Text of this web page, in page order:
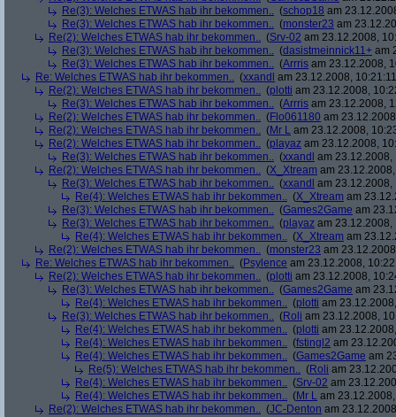
Re(3): Welches ETWAS hab ihr bekommen.. (schop18 am
Re(3): Welches ETWAS hab ihr bekommen.. (monster23 am
Re(2): Welches ETWAS hab ihr bekommen.. (Srv-02 am 23.12.2008,
Re(3): Welches ETWAS hab ihr bekommen.. (dasistmeinnick11+ am
Re(3): Welches ETWAS hab ihr bekommen.. (Arrris am 23.12.2008,
Re: Welches ETWAS hab ihr bekommen.. (xxandl am 23.12.2008,
Re(2): Welches ETWAS hab ihr bekommen.. (plotti am 23.12.2008,
Re(3): Welches ETWAS hab ihr bekommen.. (Arrris am 23.12.2008,
Re(2): Welches ETWAS hab ihr bekommen.. (Flo061180 am
Re(2): Welches ETWAS hab ihr bekommen.. (Mr L am 23.12.2008,
Re(2): Welches ETWAS hab ihr bekommen.. (playaz am 23.12.2008,
Re(3): Welches ETWAS hab ihr bekommen.. (xxandl am 23.12.2008,
Re(2): Welches ETWAS hab ihr bekommen.. (X_Xtream am
Re(3): Welches ETWAS hab ihr bekommen.. (xxandl am 23.12.2008,
Re(4): Welches ETWAS hab ihr bekommen.. (X_Xtream am
Re(3): Welches ETWAS hab ihr bekommen.. (Games2Game am
Re(3): Welches ETWAS hab ihr bekommen.. (playaz am 23.12.2008,
Re(4): Welches ETWAS hab ihr bekommen.. (X_Xtream am
Re(2): Welches ETWAS hab ihr bekommen.. (monster23 am
Re: Welches ETWAS hab ihr bekommen.. (Psylence am 23.12.2008,
Re(2): Welches ETWAS hab ihr bekommen.. (plotti am 23.12.2008,
Re(3): Welches ETWAS hab ihr bekommen.. (Games2Game am
Re(4): Welches ETWAS hab ihr bekommen.. (plotti am
Re(3): Welches ETWAS hab ihr bekommen.. (Roli am 23.12.2008,
Re(4): Welches ETWAS hab ihr bekommen.. (plotti am
Re(4): Welches ETWAS hab ihr bekommen.. (fstingl2 am
Re(4): Welches ETWAS hab ihr bekommen.. (Games2Game am
Re(5): Welches ETWAS hab ihr bekommen.. (Roli am
Re(4): Welches ETWAS hab ihr bekommen.. (Srv-02 am
Re(4): Welches ETWAS hab ihr bekommen.. (Mr L am
Re(2): Welches ETWAS hab ihr bekommen.. (JC-Denton am